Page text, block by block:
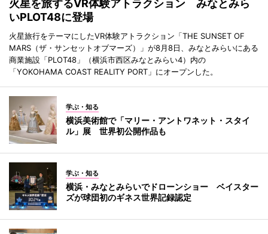
火星を旅するVR体験アトラクション みなとみら
いPLOT48に登場
火星旅行をテーマにしたVR体験アトラクション「THE SUNSET OF
MARS（ザ・サンセットオブマーズ）」が8月8日、みなとみらいにある
商業施設「PLOT48」（横浜市西区みなとみらい4）内の
「YOKOHAMA COAST REALITY PORT」にオープンした。
学ぶ・知る
横浜美術館で「マリー・アントワネット・スタイ
ル」展 世界初公開作品も
学ぶ・知る
横浜・みなとみらいでドローンショー ベイスター
ズが球団初のギネス世界記録認定